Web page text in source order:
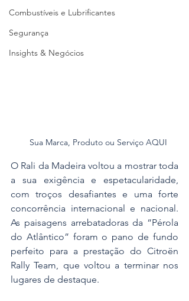
Combustíveis e Lubrificantes
Segurança
Insights & Negócios
Sua Marca, Produto ou Serviço AQUI
O Rali da Madeira voltou a mostrar toda
a sua exigência e espetacularidade,
com troços desafiantes e uma forte
concorrência internacional e nacional.
As paisagens arrebatadoras da “Pérola
do Atlântico” foram o pano de fundo
perfeito para a prestação do Citroën
Rally Team, que voltou a terminar nos
lugares de destaque.